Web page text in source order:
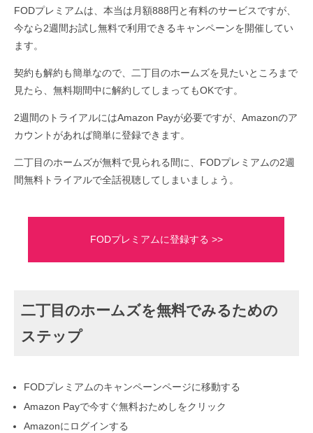
FODプレミアムは、本当は月額888円と有料のサービスですが、
今なら2週間お試し無料で利用できるキャンペーンを開催してい
ます。
契約も解約も簡単なので、二丁目のホームズを見たいところまで
見たら、無料期間中に解約してしまってもOKです。
2週間のトライアルにはAmazon Payが必要ですが、Amazonのア
カウントがあれば簡単に登録できます。
二丁目のホームズが無料で見られる間に、FODプレミアムの2週
間無料トライアルで全話視聴してしまいましょう。
FODプレミアムに登録する >>
二丁目のホームズを無料でみるための
ステップ
FODプレミアムのキャンペーンページに移動する
Amazon Payで今すぐ無料おためしをクリック
Amazonにログインする